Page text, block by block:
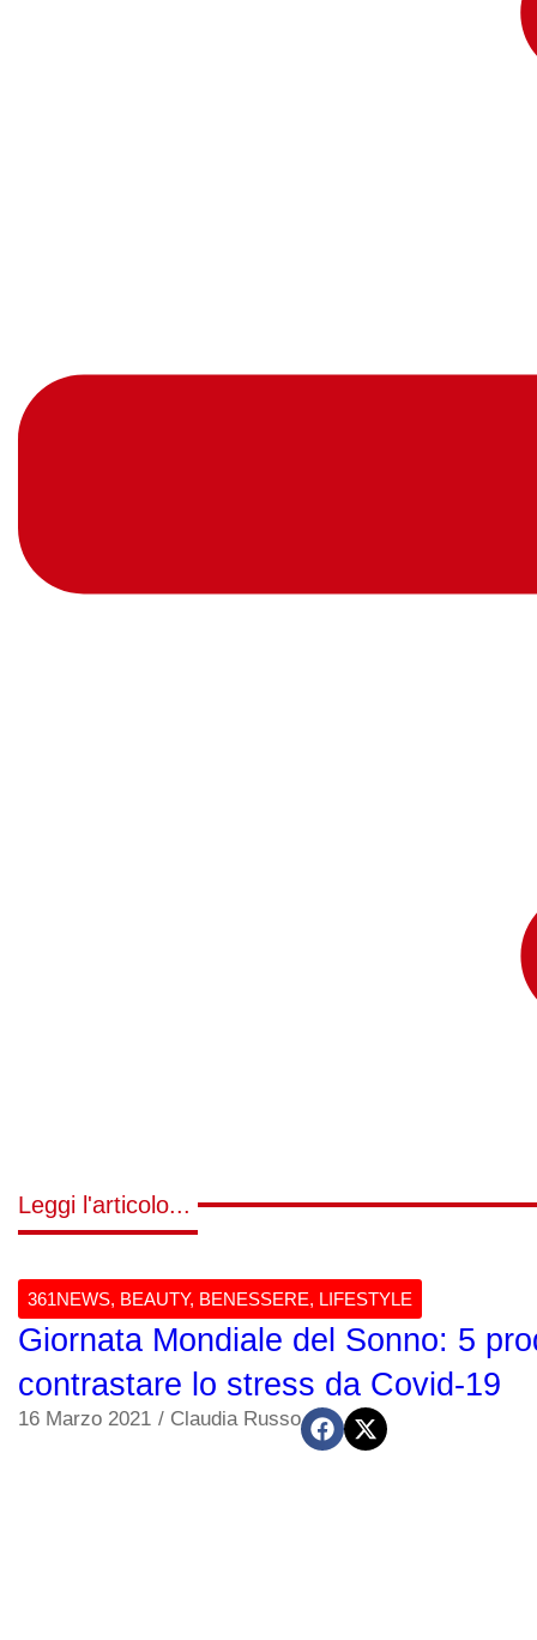
Leggi l'articolo...
361NEWS, BEAUTY, BENESSERE, LIFESTYLE
Giornata Mondiale del Sonno: 5
contrastare lo stress da Covid-19
16 Marzo 2021 / Claudia Russo